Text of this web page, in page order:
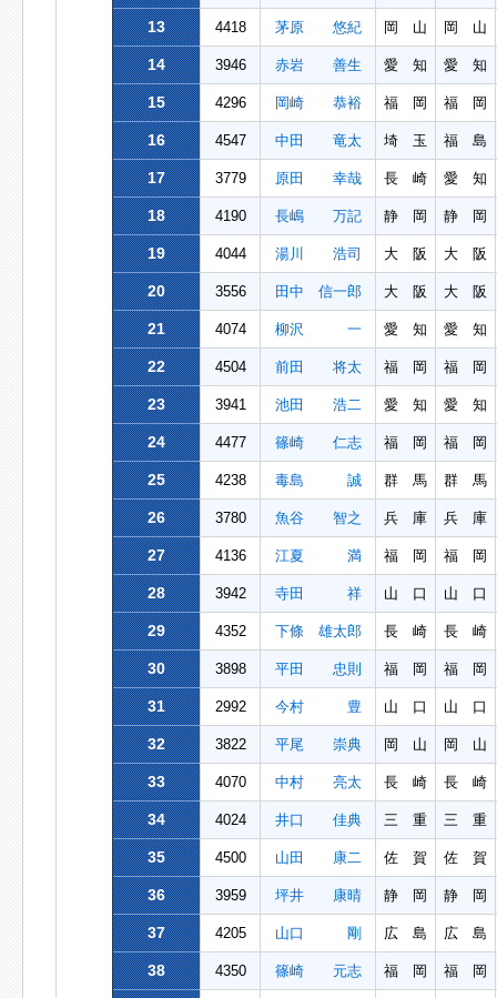
13 4418 茅原 悠紀 岡 山 岡 山
14 3946 赤岩 善生 愛 知 愛 知
15 4296 岡崎 恭裕 福 岡 福 岡
16 4547 中田 竜太 埼 玉 福 島
17 3779 原田 幸哉 長 崎 愛 知
18 4190 長嶋 万記 静 岡 静 岡
19 4044 湯川 浩司 大 阪 大 阪
20 3556 田中 信一郎 大 阪 大 阪
21 4074 柳沢 一 愛 知 愛 知
22 4504 前田 将太 福 岡 福 岡
23 3941 池田 浩二 愛 知 愛 知
24 4477 篠崎 仁志 福 岡 福 岡
25 4238 毒島 誠 群 馬 群 馬
26 3780 魚谷 智之 兵 庫 兵 庫
27 4136 江夏 満 福 岡 福 岡
28 3942 寺田 祥 山 口 山 口
29 4352 下條 雄太郎 長 崎 長 崎
30 3898 平田 忠則 福 岡 福 岡
31 2992 今村 豊 山 口 山 口
32 3822 平尾 崇典 岡 山 岡 山
33 4070 中村 亮太 長 崎 長 崎
34 4024 井口 佳典 三 重 三 重
35 4500 山田 康二 佐 賀 佐 賀
36 3959 坪井 康晴 静 岡 静 岡
37 4205 山口 剛 広 島 広 島
38 4350 篠崎 元志 福 岡 福 岡